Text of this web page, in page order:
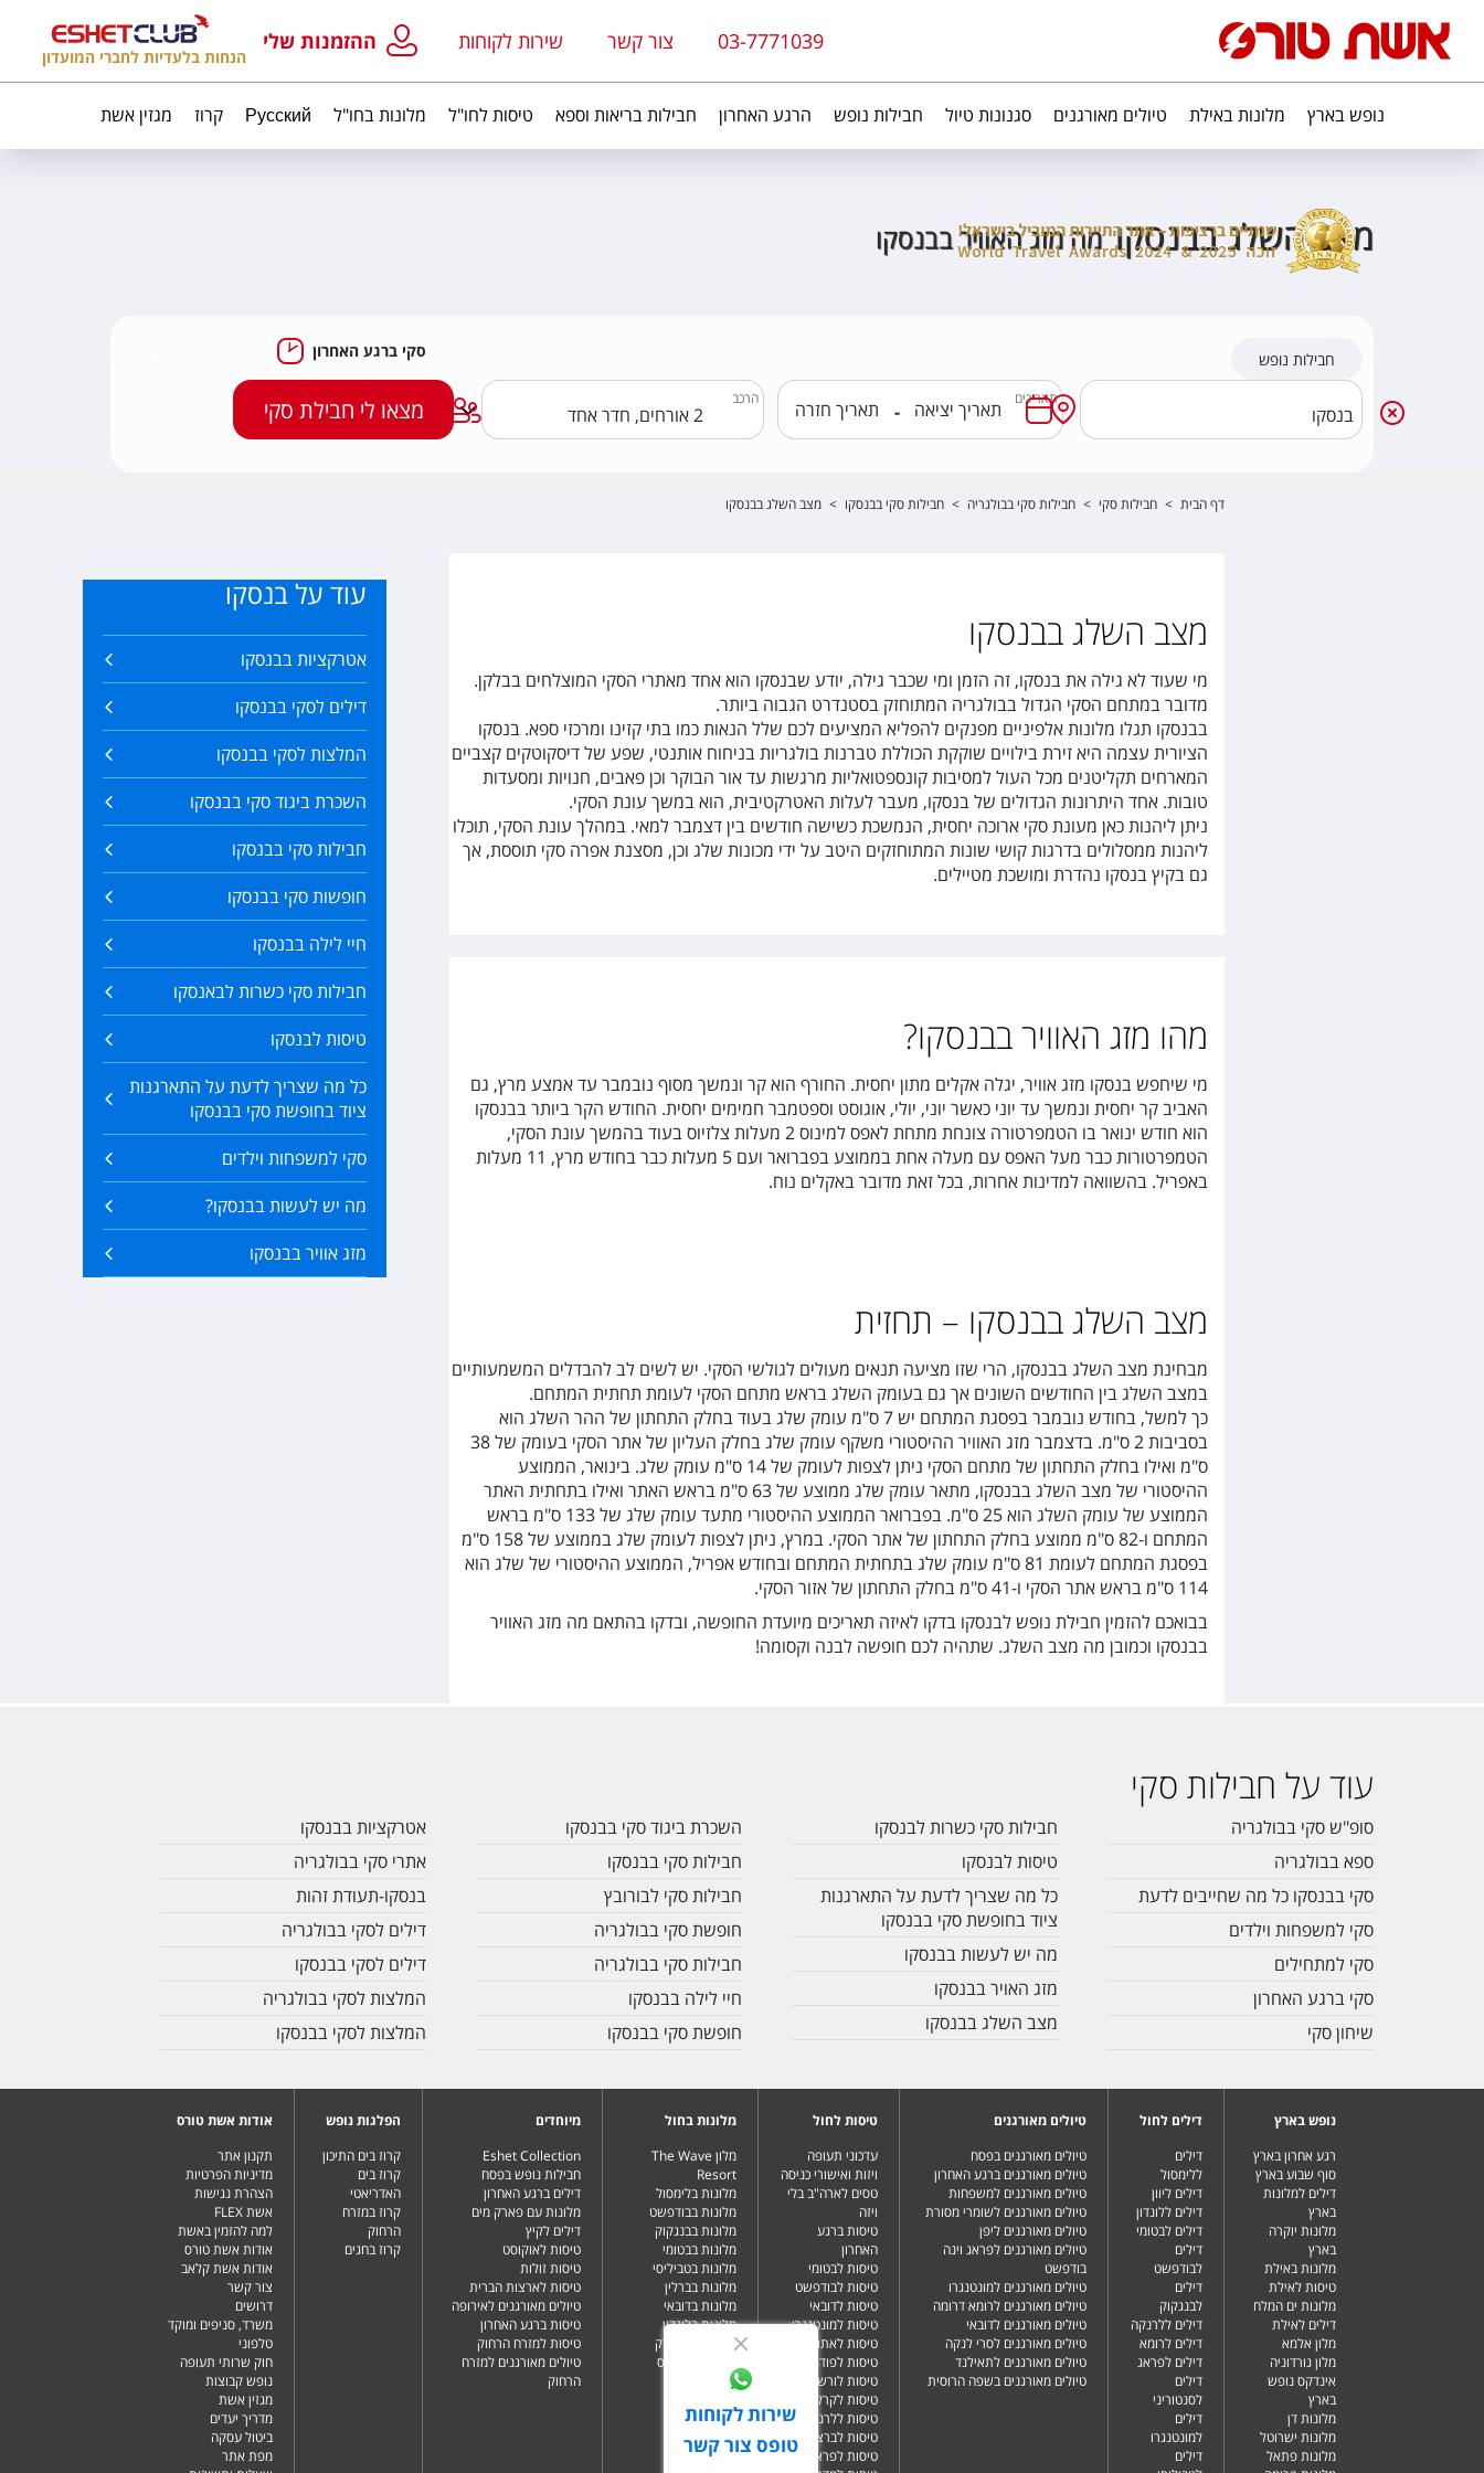
03-7771039 צור קשר שירות לקוחות ההזמנות שלי
הנחות בלעדיות לחברי המועדון
נופש בארץ מלונות באילת טיולים מאורגנים סגנונות טיול חבילות נופש הרגע האחרון חבילות בריאות וספא טיסות לחו"ל מלונות בחו"ל Русский קרוז מגזין אשת
שירות לקוחות
טופס צור קשר
מצב השלג בבנסקו מה מזג האוויר בבנסקו
חבילות נופש סקי ברגע האחרון
תאריכים
-
הרכב מצאו לי חבילת סקי
דף הבית > חבילות סקי > חבילות סקי בבולגריה > חבילות סקי בבנסקו > מצב השלג בבנסקו
מצב השלג בבנסקו
מי שעוד לא גילה את בנסקו, זה הזמן ומי שכבר גילה, יודע שבנסקו הוא אחד מאתרי הסקי המוצלחים בבלקן.
מדובר במתחם הסקי הגדול בבולגריה המתוחזק בסטנדרט הגבוה ביותר.
בבנסקו תגלו מלונות אלפיניים מפנקים להפליא המציעים לכם שלל הנאות כמו בתי קזינו ומרכזי ספא. בנסקו
הציורית עצמה היא זירת בילויים שוקקת הכוללת טברנות בולגריות בניחוח אותנטי, שפע של דיסקוטקים קצביים
המארחים תקליטנים מכל העול למסיבות קונספטואליות מרגשות עד אור הבוקר וכן פאבים, חנויות ומסעדות
טובות. אחד היתרונות הגדולים של בנסקו, מעבר לעלות האטרקטיבית, הוא במשך עונת הסקי.
ניתן ליהנות כאן מעונת סקי ארוכה יחסית, הנמשכת כשישה חודשים בין דצמבר למאי. במהלך עונת הסקי, תוכלו
ליהנות ממסלולים בדרגות קושי שונות המתוחזקים היטב על ידי מכונות שלג וכן, מסצנת אפרה סקי תוססת, אך
גם בקיץ בנסקו נהדרת ומושכת מטיילים.
מהו מזג האוויר בבנסקו?
מי שיחפש בנסקו מזג אוויר, יגלה אקלים מתון יחסית. החורף הוא קר ונמשך מסוף נובמבר עד אמצע מרץ, גם
האביב קר יחסית ונמשך עד יוני כאשר יוני, יולי, אוגוסט וספטמבר חמימים יחסית. החודש הקר ביותר בבנסקו
הוא חודש ינואר בו הטמפרטורה צונחת מתחת לאפס למינוס 2 מעלות צלזיוס בעוד בהמשך עונת הסקי,
הטמפרטורות כבר מעל האפס עם מעלה אחת בממוצע בפברואר ועם 5 מעלות כבר בחודש מרץ, 11 מעלות
באפריל. בהשוואה למדינות אחרות, בכל זאת מדובר באקלים נוח.
מצב השלג בבנסקו – תחזית
מבחינת מצב השלג בבנסקו, הרי שזו מציעה תנאים מעולים לגולשי הסקי. יש לשים לב להבדלים המשמעותיים
במצב השלג בין החודשים השונים אך גם בעומק השלג בראש מתחם הסקי לעומת תחתית המתחם.
כך למשל, בחודש נובמבר בפסגת המתחם יש 7 ס"מ עומק שלג בעוד בחלק התחתון של ההר השלג הוא
בסביבות 2 ס"מ. בדצמבר מזג האוויר ההיסטורי משקף עומק שלג בחלק העליון של אתר הסקי בעומק של 38
ס"מ ואילו בחלק התחתון של מתחם הסקי ניתן לצפות לעומק של 14 ס"מ עומק שלג. בינואר, הממוצע
ההיסטורי של מצב השלג בבנסקו, מתאר עומק שלג ממוצע של 63 ס"מ בראש האתר ואילו בתחתית האתר
הממוצע של עומק השלג הוא 25 ס"מ. בפברואר הממוצע ההיסטורי מתעד עומק שלג של 133 ס"מ בראש
המתחם ו-82 ס"מ ממוצע בחלק התחתון של אתר הסקי. במרץ, ניתן לצפות לעומק שלג בממוצע של 158 ס"מ
בפסגת המתחם לעומת 81 ס"מ עומק שלג בתחתית המתחם ובחודש אפריל, הממוצע ההיסטורי של שלג הוא
114 ס"מ בראש אתר הסקי ו-41 ס"מ בחלק התחתון של אזור הסקי.
בבואכם להזמין חבילת נופש לבנסקו בדקו לאיזה תאריכים מיועדת החופשה, ובדקו בהתאם מה מזג האוויר
בבנסקו וכמובן מה מצב השלג. שתהיה לכם חופשה לבנה וקסומה!
עוד על בנסקו
אטרקציות בבנסקו
דילים לסקי בבנסקו
המלצות לסקי בבנסקו
השכרת ביגוד סקי בבנסקו
חבילות סקי בבנסקו
חופשות סקי בבנסקו
חיי לילה בבנסקו
חבילות סקי כשרות לבאנסקו
טיסות לבנסקו
כל מה שצריך לדעת על התארגנות
ציוד בחופשת סקי בבנסקו
סקי למשפחות וילדים
מה יש לעשות בבנסקו?
מזג אוויר בבנסקו
עוד על חבילות סקי
סופ"ש סקי בבולגריה
ספא בבולגריה
סקי בבנסקו כל מה שחייבים לדעת
סקי למשפחות וילדים
סקי למתחילים
סקי ברגע האחרון
שיחון סקי
חבילות סקי כשרות לבנסקו
טיסות לבנסקו
כל מה שצריך לדעת על התארגנות
ציוד בחופשת סקי בבנסקו
מה יש לעשות בבנסקו
מזג האויר בבנסקו
מצב השלג בבנסקו
השכרת ביגוד סקי בבנסקו
חבילות סקי בבנסקו
חבילות סקי לבורובץ
חופשת סקי בבולגריה
חבילות סקי בבולגריה
חיי לילה בבנסקו
חופשת סקי בבנסקו
אטרקציות בבנסקו
אתרי סקי בבולגריה
בנסקו-תעודת זהות
דילים לסקי בבולגריה
דילים לסקי בבנסקו
המלצות לסקי בבולגריה
המלצות לסקי בבנסקו
נופש בארץ
רגע אחרון בארץ
סוף שבוע בארץ
דילים למלונות
בארץ
מלונות יוקרה
בארץ
מלונות באילת
טיסות לאילת
מלונות ים המלח
דילים לאילת
מלון אלמא
מלון גורדוניה
אינדקס נופש
בארץ
מלונות דן
מלונות ישרוטל
מלונות פתאל
דילים לחול
דילים
ללימסול
דילים ליוון
דילים ללונדון
דילים לבטומי
דילים
לבודפשט
דילים
לבנגקוק
דילים ללרנקה
דילים לרומא
דילים לפראג
דילים
לסנטוריני
דילים
למונטנגרו
דילים
טיולים מאורגנים
טיולים מאורגנים בפסח
טיולים מאורגנים ברגע האחרון
טיולים מאורגנים למשפחות
טיולים מאורגנים לשומרי מסורת
טיולים מאורגנים ליפן
טיולים מאורגנים לפראג וינה
בודפשט
טיולים מאורגנים למונטנגרו
טיולים מאורגנים לרומא דרומה
טיולים מאורגנים לדובאי
טיולים מאורגנים לסרי לנקה
טיולים מאורגנים לתאילנד
טיולים מאורגנים בשפה הרוסית
טיסות לחול
עדכוני תעופה
ויזות ואישורי כניסה
טסים לארה"ב בלי
ויזה
טיסות ברגע
האחרון
טיסות לבטומי
טיסות לבודפשט
טיסות לדובאי
טיסות למונטנגרו
טיסות לאתונה
טיסות לפודגוריצה
טיסות לורשה
טיסות לקרקוב
טיסות ללרנקה
טיסות לברצלונה
טיסות לפראג
מלונות בחול
מלון The Wave
Resort
מלונות בלימסול
מלונות בבודפשט
מלונות בבנגקוק
מלונות בבטומי
מלונות בטביליסי
מלונות בברלין
מלונות בדובאי
מלונות בלונדון
מלונות בניו יורק
מלונות בפאפוס
מיוחדים
Eshet Collection
חבילות נופש בפסח
דילים ברגע האחרון
מלונות עם פארק מים
דילים לקיץ
טיסות לאוקוסט
טיסות זולות
טיסות לארצות הברית
טיולים מאורגנים לאירופה
טיסות ברגע האחרון
טיסות למזרח הרחוק
טיולים מאורגנים למזרח
הרחוק
הפלגות נופש
קרוז בים התיכון
קרוז בים
האדריאטי
קרוז במזרח
הרחוק
קרוז בחגים
אודות אשת טורס
תקנון אתר
מדיניות הפרטיות
הצהרת נגישות
אשת FLEX
למה להזמין באשת
אודות אשת טורס
אודות אשת קלאב
צור קשר
דרושים
משרד, סניפים ומוקד
טלפוני
חוק שרותי תעופה
נופש קבוצות
מגזין אשת
מדריך יעדים
ביטול עסקה
מפת אתר